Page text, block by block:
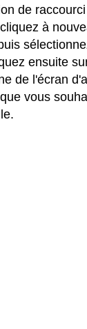
de
à
ensuite
de l'écran
vous